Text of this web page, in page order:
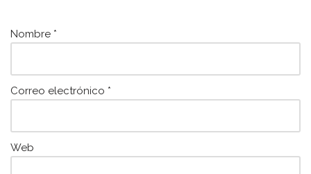
k
Nombre *
Correo electrónico *
Web